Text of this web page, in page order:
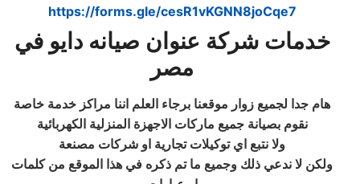
https://forms.gle/cesR1vKGNN8joCqe7
خدمات شركة عنوان صيانه دايو في
مصر
هام جدا لجميع زوار موقعنا برجاء العلم اننا مراكز خدمة خاصة
نقوم بصيانة جميع ماركات الاجهزة المنزلية الكهربائية
ولا نتبع اي توكيلات تجارية او شركات مصنعة
ولكن لا ندعي ذلك وجميع ما تم ذكره في هذا الموقع من كلمات